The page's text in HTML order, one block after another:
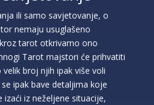
ili samo savjetovanje, o
nemaju usuglašeno
tarot otkrivamo ono
Tarot majstori će prihvatiti
broj njih ipak više voli
ipak bave detaljima koje
iz neželjene situacije,